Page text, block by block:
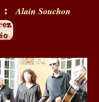
: Alain Souchon